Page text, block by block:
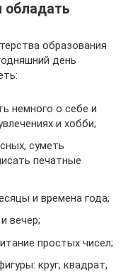
образования
день
немного о себе и
и хобби;
суметь
печатные
и времена года;
вечер;
простых чисел;
круг, квадрат,